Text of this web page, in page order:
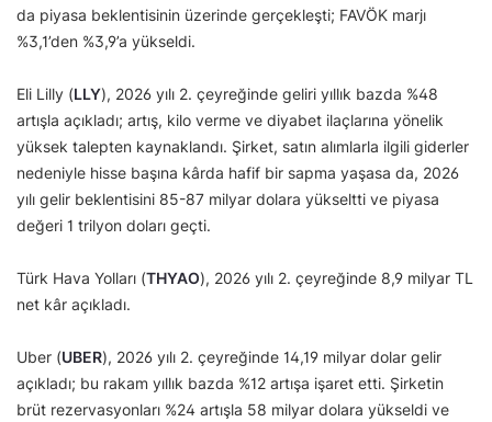
da piyasa beklentisinin üzerinde gerçekleşti; FAVÖK marjı
%3,1’den %3,9’a yükseldi.
Eli Lilly (LLY), 2026 yılı 2. çeyreğinde geliri yıllık bazda %48
artışla açıkladı; artış, kilo verme ve diyabet ilaçlarına yönelik
yüksek talepten kaynaklandı. Şirket, satın alımlarla ilgili giderler
nedeniyle hisse başına kârda hafif bir sapma yaşasa da, 2026
yılı gelir beklentisini 85-87 milyar dolara yükseltti ve piyasa
değeri 1 trilyon doları geçti.
Türk Hava Yolları (THYAO), 2026 yılı 2. çeyreğinde 8,9 milyar TL
net kâr açıkladı.
Uber (UBER), 2026 yılı 2. çeyreğinde 14,19 milyar dolar gelir
açıkladı; bu rakam yıllık bazda %12 artışa işaret etti. Şirketin
brüt rezervasyonları %24 artışla 58 milyar dolara yükseldi ve